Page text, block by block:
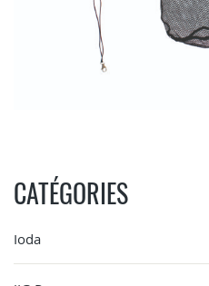
CATÉGORIES
Ioda